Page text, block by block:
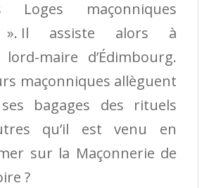
Loges maçonniques
». Il assiste alors à
maire d’Édimbourg.
maçonniques allèguent
bagages des rituels
qu’il est venu en
sur la Maçonnerie de
?